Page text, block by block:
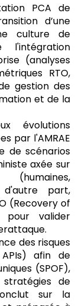
PCA de
d’une
culture de
l'intégration
(analyses
RTO,
gestion des
et de la
évolutions
par l'AMRAE
de scénarios
axée sur
(humaines,
d'autre part,
(Recovery of
pour valider
des risques
afin de
(SPOF),
de
sur la